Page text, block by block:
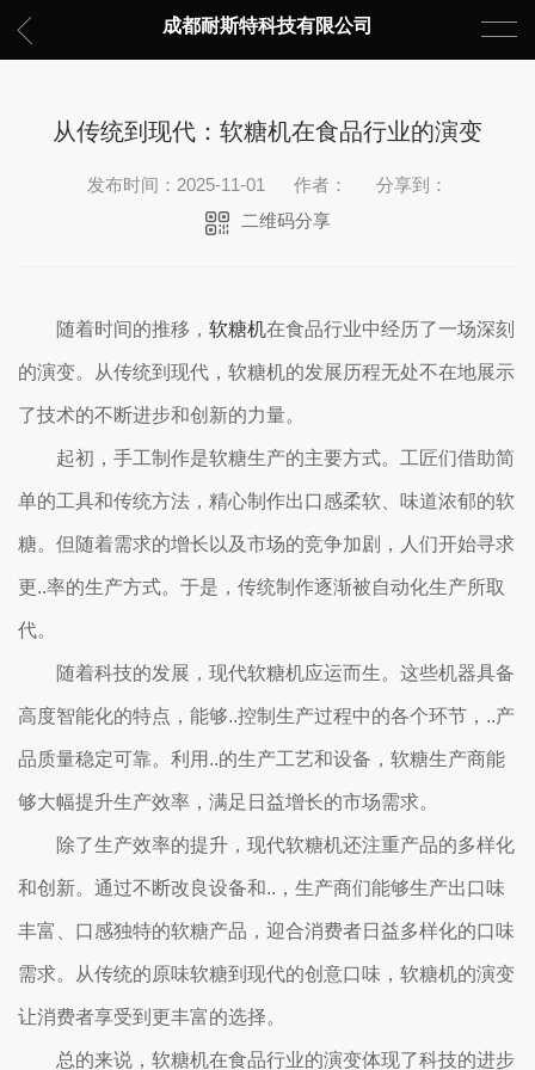
成都耐斯特科技有限公司
从传统到现代：软糖机在食品行业的演变
发布时间：2025-11-01 作者：
分享到：
二维码分享
随着时间的推移， 软糖机在食品行业中经历了一场深刻
的演变。从传统到现代，软糖机的发展历程无处不在地展示
了技术的不断进步和创新的力量。
起初，手工制作是软糖生产的主要方式。工匠们借助简
单的工具和传统方法，精心制作出口感柔软、味道浓郁的软
糖。但随着需求的增长以及市场的竞争加剧，人们开始寻求
更..率的生产方式。于是，传统制作逐渐被自动化生产所取
代。
随着科技的发展，现代软糖机应运而生。这些机器具备
高度智能化的特点，能够..控制生产过程中的各个环节，..产
品质量稳定可靠。利用..的生产工艺和设备，软糖生产商能
够大幅提升生产效率，满足日益增长的市场需求。
除了生产效率的提升，现代软糖机还注重产品的多样化
和创新。通过不断改良设备和..，生产商们能够生产出口味
丰富、口感独特的软糖产品，迎合消费者日益多样化的口味
需求。从传统的原味软糖到现代的创意口味，软糖机的演变
让消费者享受到更丰富的选择。
总的来说，软糖机在食品行业的演变体现了科技的进步